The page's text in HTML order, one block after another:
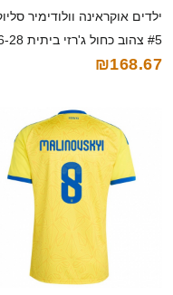
ילדים אוקראינה וולודימיר
#5 צהוב כחול ג'רזי
חולצה קצרה
₪168.67